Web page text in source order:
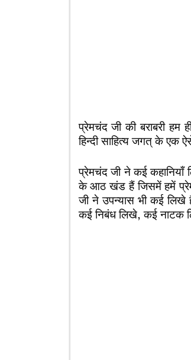
प्रेमचंद जी की बराबरी
हिन्दी साहित्य जगत् के एक
प्रेमचंद जी ने कई
के आठ खंड हैं जिसमें हमें
जी ने उपन्यास भी कई
कई निबंध लिखे, कई नाटक